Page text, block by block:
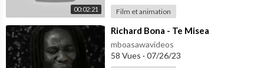
00:02:21 Film et animation
⁣Richard Bona - Te Misea
mboasawavideos
58 Vues · 07/26/23